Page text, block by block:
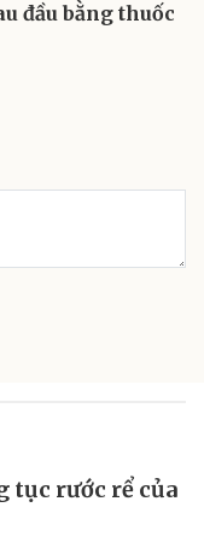
đầu bằng thuốc
tục rước rể của